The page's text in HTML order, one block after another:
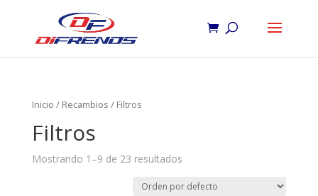
Inicio / Recambios / Filtros
Filtros
Mostrando 1–9 de 23 resultados